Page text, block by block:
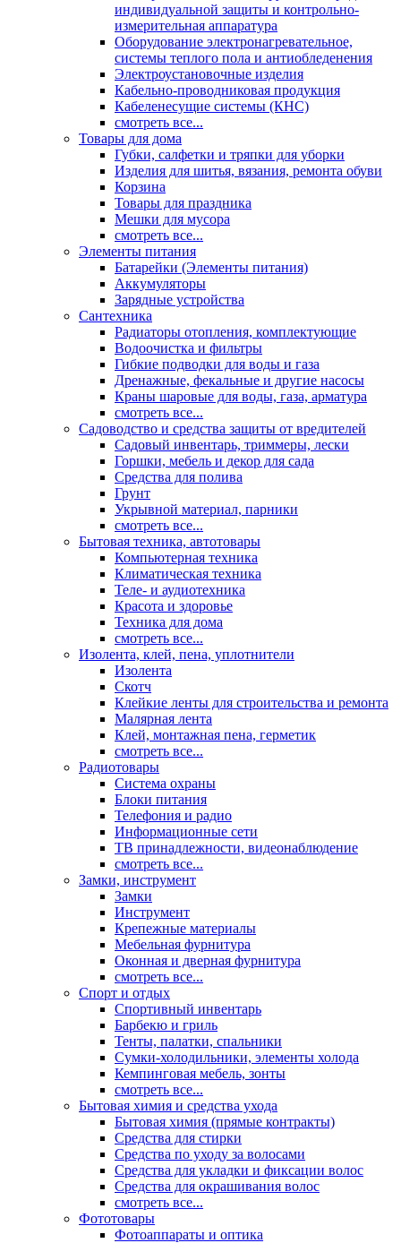
индивидуальной защиты и контрольно-
измерительная аппаратура
Оборудование электронагревательное,
системы теплого пола и антиобледенения
Электроустановочные изделия
Кабельно-проводниковая продукция
Кабеленесущие системы (КНС)
смотреть все...
Товары для дома
Губки, салфетки и тряпки для уборки
Изделия для шитья, вязания, ремонта обуви
Корзина
Товары для праздника
Мешки для мусора
смотреть все...
Элементы питания
Батарейки (Элементы питания)
Аккумуляторы
Зарядные устройства
Сантехника
Радиаторы отопления, комплектующие
Водоочистка и фильтры
Гибкие подводки для воды и газа
Дренажные, фекальные и другие насосы
Краны шаровые для воды, газа, арматура
смотреть все...
Садоводство и средства защиты от вредителей
Садовый инвентарь, триммеры, лески
Горшки, мебель и декор для сада
Средства для полива
Грунт
Укрывной материал, парники
смотреть все...
Бытовая техника, автотовары
Компьютерная техника
Климатическая техника
Теле- и аудиотехника
Красота и здоровье
Техника для дома
смотреть все...
Изолента, клей, пена, уплотнители
Изолента
Скотч
Клейкие ленты для строительства и ремонта
Малярная лента
Клей, монтажная пена, герметик
смотреть все...
Радиотовары
Система охраны
Блоки питания
Телефония и радио
Информационные сети
ТВ принадлежности, видеонаблюдение
смотреть все...
Замки, инструмент
Замки
Инструмент
Крепежные материалы
Мебельная фурнитура
Оконная и дверная фурнитура
смотреть все...
Спорт и отдых
Спортивный инвентарь
Барбекю и гриль
Тенты, палатки, спальники
Сумки-холодильники, элементы холода
Кемпинговая мебель, зонты
смотреть все...
Бытовая химия и средства ухода
Бытовая химия (прямые контракты)
Средства для стирки
Средства по уходу за волосами
Средства для укладки и фиксации волос
Средства для окрашивания волос
смотреть все...
Фототовары
Фотоаппараты и оптика